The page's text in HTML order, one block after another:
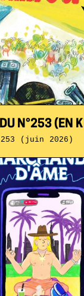
N°253 (EN
(juin 2026)